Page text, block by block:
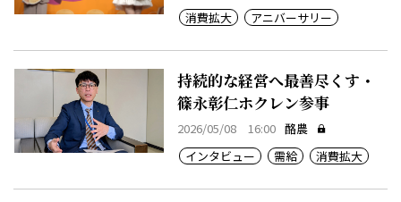
消費拡大
アニバーサリー
持続的な経営へ最善尽くす・
篠永彰仁ホクレン参事
2026/05/08 16:00 酪農
インタビュー
需給 消費拡大